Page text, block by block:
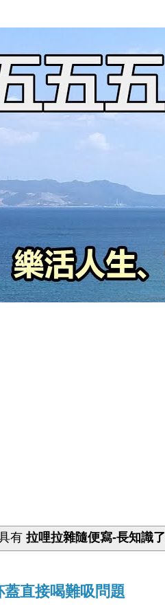
有 拉哩拉雜隨便寫-長知識了
直接喝難吸問題